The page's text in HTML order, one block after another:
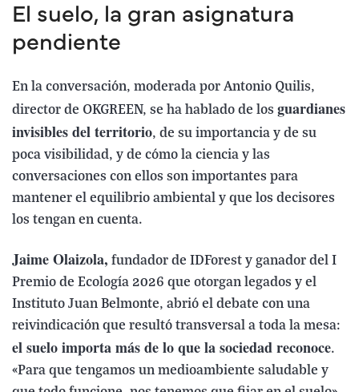
El suelo, la gran asignatura
pendiente
En la conversación, moderada por Antonio Quilis,
director de OKGREEN, se ha hablado de los guardianes
invisibles del territorio, de su importancia y de su
poca visibilidad, y de cómo la ciencia y las
conversaciones con ellos son importantes para
mantener el equilibrio ambiental y que los decisores
los tengan en cuenta.
Jaime Olaizola, fundador de IDForest y ganador del I
Premio de Ecología 2026 que otorgan legados y el
Instituto Juan Belmonte, abrió el debate con una
reivindicación que resultó transversal a toda la mesa:
el suelo importa más de lo que la sociedad reconoce.
«Para que tengamos un medioambiente saludable y